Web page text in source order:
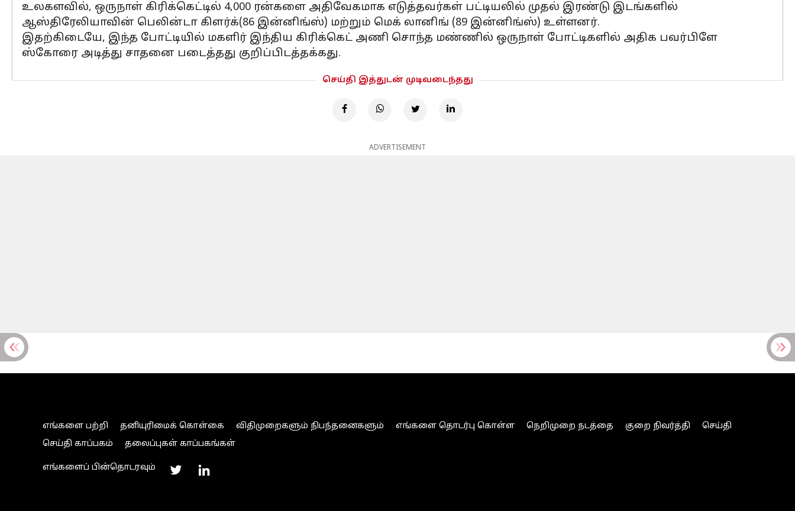
உலகளவில், ஒருநாள் கிரிக்கெட்டில் 4,000 ரன்களை அதிவேகமாக எடுத்தவர்கள் பட்டியலில் முதல் இரண்டு இடங்களில்
ஆஸ்திரேலியாவின் பெலின்டா கிளர்க்(86 இன்னிங்ஸ்) மற்றும் மெக் லானிங் (89 இன்னிங்ஸ்) உள்ளனர்.
இதற்கிடையே, இந்த போட்டியில் மகளிர் இந்திய கிரிக்கெட் அணி சொந்த மண்ணில் ஒருநாள் போட்டிகளில் அதிக பவர்பிளே
ஸ்கோரை அடித்து சாதனை படைத்தது குறிப்பிடத்தக்கது.
செய்தி இத்துடன் முடிவடைந்தது
ADVERTISEMENT
எங்களை பற்றி தனியுரிமைக் கொள்கை விதிமுறைகளும் நிபந்தனைகளும் எங்களை தொடர்பு கொள்ள நெறிமுறை நடத்தை குறை நிவர்த்தி
செய்தி
செய்தி காப்பகம்
தலைப்புகள் காப்பகங்கள்
எங்களைப் பின்தொடரவும்